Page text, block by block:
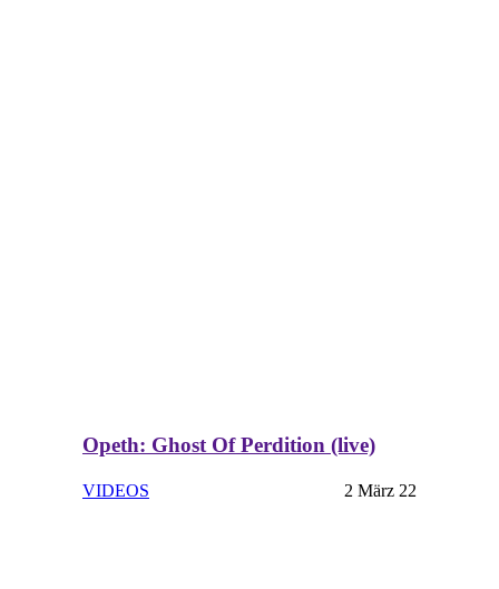
Opeth: Ghost Of Perdition (live)
VIDEOS 2 März 22